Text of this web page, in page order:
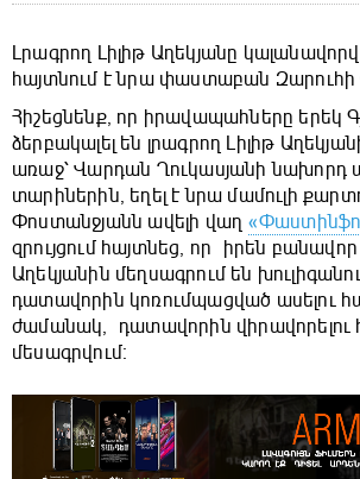
Լրագրող Լիլիթ Աղեկյանը
հայտնում է նրա փաստաբան Զարուհի
Հիշեցնենք, որ իրավապահները երեկ
ձերբակալել են լրագրող Լիլիթ
առաջ՝ Վարդան Ղուկասյանի
տարիներին, եղել է նրա մամուլի
Փոստանջյանն ավելի վաղ
զրույցում հայտնեց, որ իրեն բանավոր
Աղեկյանին մեղսագրում են
դատավորին կոռումպացված ասելու
ժամանակ, դատավորին վիրավորելու
մեսագրվում։